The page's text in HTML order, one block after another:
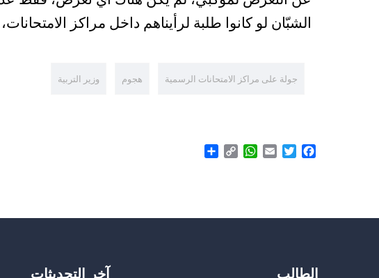
الشبّان لو كانوا طلبة لرأيناهم داخل مراكز
جولة على مراكز الامتحانات الرسمية هجوم وزير التربية
Facebook
Twitter
Email
WhatsApp
Copy
الطالب آخر التحديثات